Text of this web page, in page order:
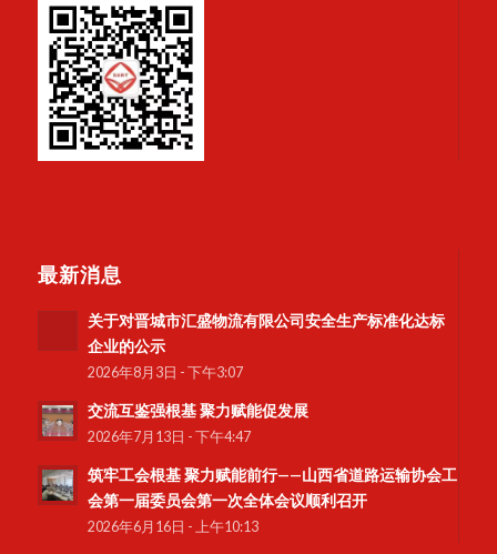
最新消息
关于对晋城市汇盛物流有限公司安全生产标准化达标
企业的公示
2026年8月3日 - 下午3:07
交流互鉴强根基 聚力赋能促发展
2026年7月13日 - 下午4:47
筑牢工会根基 聚力赋能前行——山西省道路运输协会工
会第一届委员会第一次全体会议顺利召开
2026年6月16日 - 上午10:13